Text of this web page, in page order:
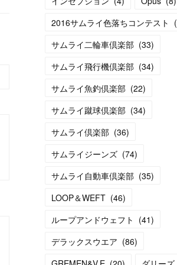
2016サムライ色落ちコンテスト (
サムライ二輪車倶楽部 (33)
サムライ飛行機倶楽部 (34)
サムライ魚釣倶楽部 (22)
サムライ蹴球倶楽部 (34)
サムライ倶楽部 (36)
サムライジーンズ (74)
サムライ自動車倶楽部 (35)
LOOP＆WEFT (46)
ループアンドウェフト (41)
デラックスウエア (86)